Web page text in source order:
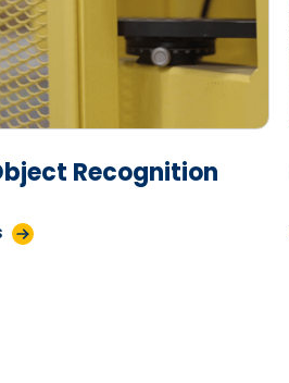
Recognition